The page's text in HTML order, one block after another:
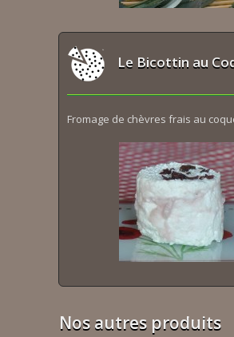
Le Bicottin au
Fromage de chèvres frais au
Nos autres produits